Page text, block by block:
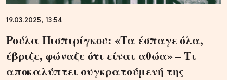
19.03.2025, 13:54
Ρούλα Πισπιρίγκου: «Τα έσπαγε όλα,
έβριζε, φώναζε ότι είναι αθώα» – Τι
αποκαλύπτει συγκρατούμενή της